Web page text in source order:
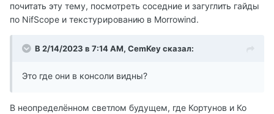
почитать эту тему, посмотреть соседние и загуглить гайды
по NifScope и текстурированию в Morrowind.
В 2/14/2023 в 7:14 AM, CemKeyсказал:
Это где они в консоли видны?
В неопределённом светлом будущем, где Кортунов и Ко